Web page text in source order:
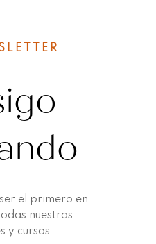
el primero en
nuestras
y cursos.